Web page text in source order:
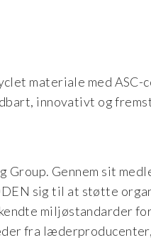
materiale med
innovativt og
Gennem sit
sig til at støtte
miljøstandarder
fra